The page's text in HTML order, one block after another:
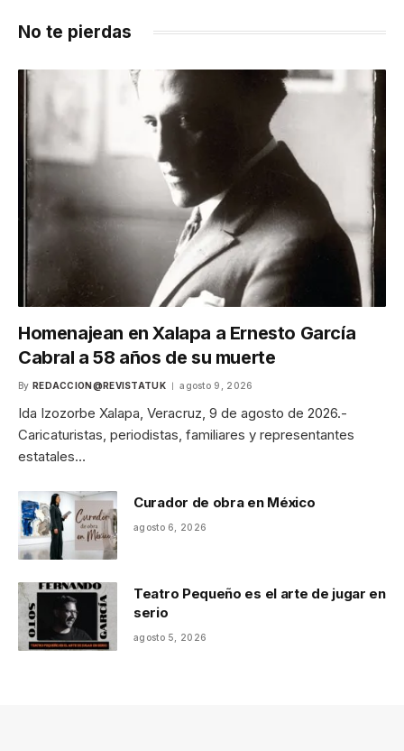
No te pierdas
Homenajean en Xalapa a Ernesto García
Cabral a 58 años de su muerte
By REDACCION@REVISTATUK agosto 9, 2026
Ida Izozorbe Xalapa, Veracruz, 9 de agosto de 2026.-
Caricaturistas, periodistas, familiares y representantes
estatales…
Curador de obra en México
agosto 6, 2026
Teatro Pequeño es el arte de jugar en
serio
agosto 5, 2026